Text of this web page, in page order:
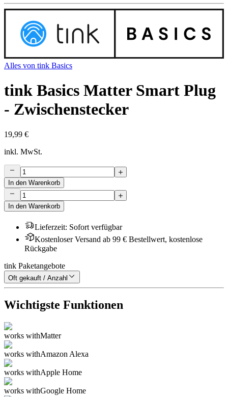
Alles von tink Basics
tink Basics Matter Smart Plug
- Zwischenstecker
19,99 €
inkl. MwSt.
In den Warenkorb
In den Warenkorb
Lieferzeit: Sofort verfügbar
Kostenloser Versand ab 99 € Bestellwert, kostenlose
Rückgabe
tink Paketangebote
Oft gekauft / Anzahl
Wichtigste Funktionen
works withMatter
works withAmazon Alexa
works withApple Home
works withGoogle Home